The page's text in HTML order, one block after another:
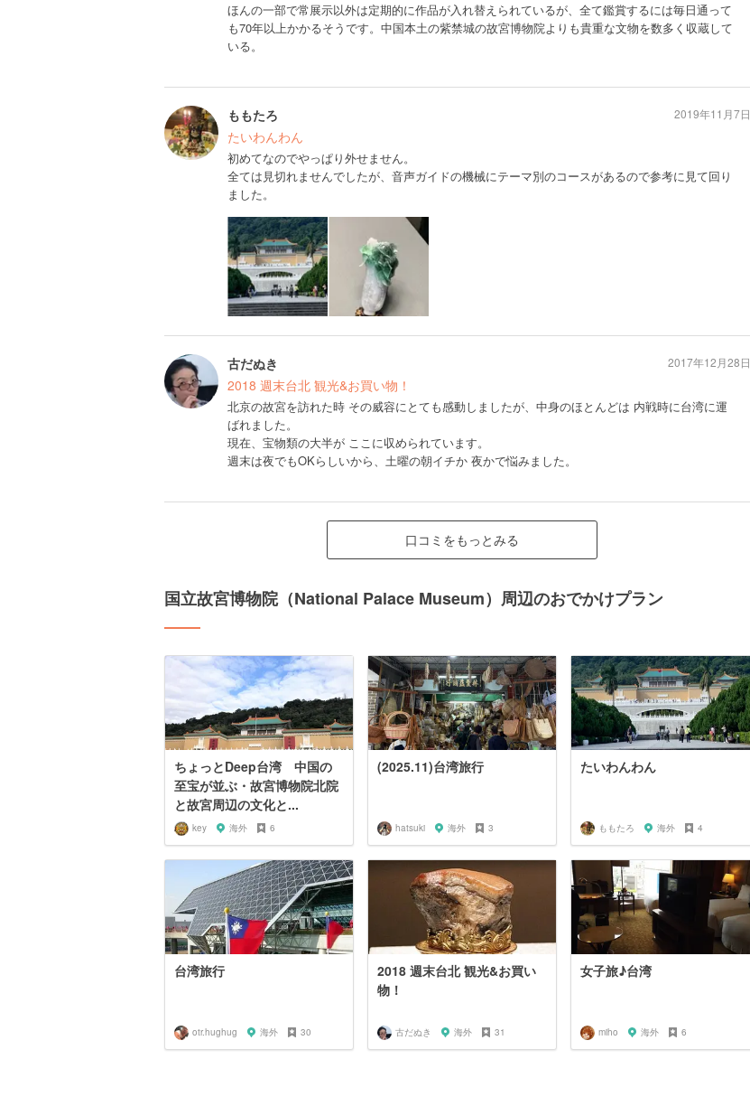
ほんの一部で常展示以外は定期的に作品が入れ替えられているが、全て鑑賞するには毎日通って
も70年以上かかるそうです。中国本土の紫禁城の故宮博物院よりも貴重な文物を数多く収蔵して
いる。
ももたろ
たいわんわん
初めてなのでやっぱり外せません。
全ては見切れませんでしたが、音声ガイドの機械にテーマ別のコースがあるので参考に見て回り
ました。
2019年11月7日
古だぬき
2018 週末台北 観光&お買い物！
北京の故宮を訪れた時 その威容にとても感動しましたが、中身のほとんどは 内戦時に台湾に運
ばれました。
現在、宝物類の大半が ここに収められています。
週末は夜でもOKらしいから、土曜の朝イチか 夜かで悩みました。
2017年12月28日
口コミをもっとみる
国立故宮博物院（National Palace Museum）周辺のおでかけプラン
ちょっとDeep台湾 中国の
至宝が並ぶ・故宮博物院北院
と故宮周辺の文化と...
key 海外 6
(2025.11)台湾旅行
hatsuki 海外 3
たいわんわん
ももたろ 海外 4
台湾旅行
otr.hughug 海外 30
2018 週末台北 観光&お買い
物！
古だぬき 海外 31
女子旅♪台湾
miho 海外 6